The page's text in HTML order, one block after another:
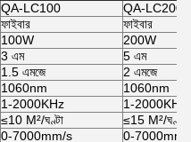
QA-LC100
QA-LC200
ফাইবার
ফাইবার
100W
200W
3 এম
5 এম
1.5 এমজে
2 এমজে
1060nm
1060nm
1-2000KHz
1-2000KHz
≤10 M²/ঘণ্টা
≤15 M²/ঘণ্টা
0-7000mm/s
0-7000mm/